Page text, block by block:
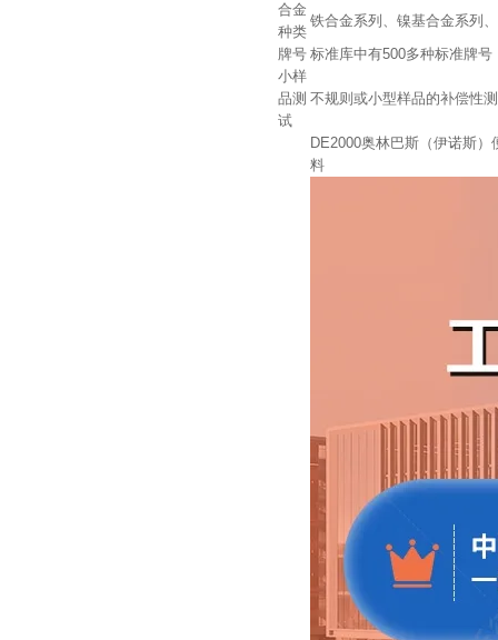
合金
种类
铁合金系列、镍基合金系列
牌号 标准库中有500多种标准牌
小样
品测
试
不规则或小型样品的补偿性
DE2000奥林巴斯（伊诺斯
料